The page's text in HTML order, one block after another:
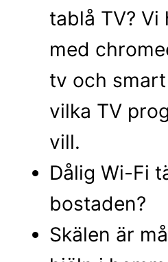
tablå TV? Vi
med
tv och smart
vilka TV
vill.
Dålig Wi-Fi
bostaden?
Skälen är